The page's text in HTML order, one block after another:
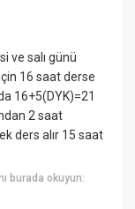
ve salı günü
16 saat derse
16+5(DYK)=21
2 saat
ders alır 15 saat
burada okuyun: